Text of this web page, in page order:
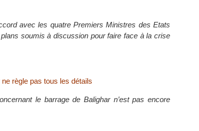
avec les quatre Premiers Ministres des Etats
soumis à discussion pour faire face à la crise
règle pas tous les détails
le barrage de Balighar n’est pas encore